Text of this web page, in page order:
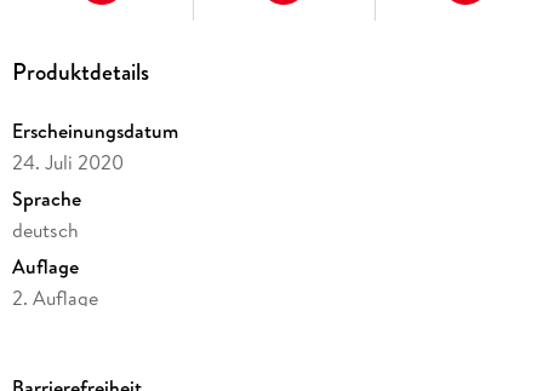
Produktdetails
Erscheinungsdatum
24. Juli 2020
Sprache
deutsch
Auflage
2. Auflage